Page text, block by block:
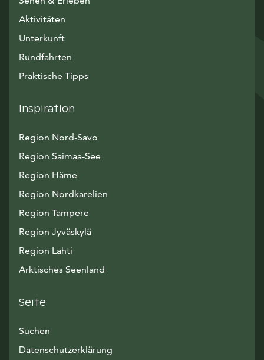
Aktivitäten
Unterkunft
Rundfahrten
Praktische Tipps
Inspiration
Region Nord-Savo
Region Saimaa-See
Region Häme
Region Nordkarelien
Region Tampere
Region Jyväskylä
Region Lahti
Arktisches Seenland
Seite
Suchen
Datenschutzerklärung